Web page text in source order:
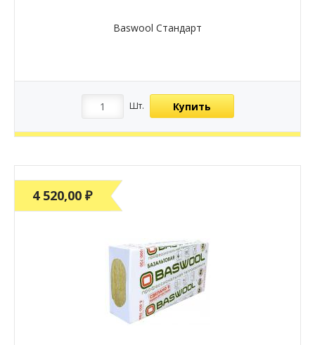
Baswool Стандарт
Шт. Купить
4 520,00 ₽